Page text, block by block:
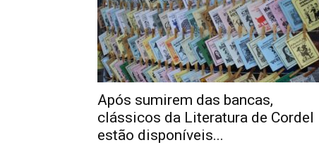
Após sumirem das bancas,
clássicos da Literatura de Cordel
estão disponíveis...